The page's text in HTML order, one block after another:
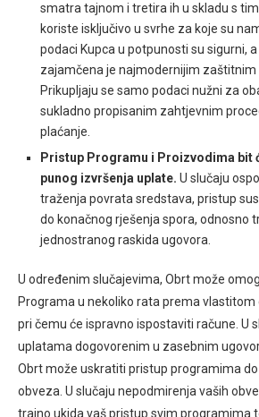
smatra tajnom i tretira ih u skladu s
koriste isključivo u svrhe za koje su
podaci Kupca u potpunosti su sigurni,
zajamčena je najmodernijim zaštitnim
Prikupljaju se samo podaci nužni za
sukladno propisanim zahtjevnim
plaćanje.
Pristup Programu i Proizvodima bit
punog izvršenja uplate. U slučaju
traženja povrata sredstava, pristup
do konačnog rješenja spora, odnosno
jednostranog raskida ugovora.
U određenim slučajevima, Obrt može
Programa u nekoliko rata prema vlastitom
pri čemu će ispravno ispostaviti račune. U
uplatama dogovorenim u zasebnim
Obrt može uskratiti pristup programima
obveza. U slučaju nepodmirenja vaših
trajno ukida vaš pristup svim programima